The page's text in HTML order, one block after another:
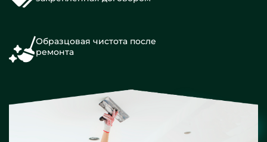
Образцовая чистота после
ремонта